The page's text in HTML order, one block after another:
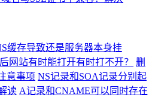
缓存导致还是服务器本身挂
网站有时能打开有时打不开？
删
意事项 NS记录和SOA记录分别起
读 A记录和CNAME可以同时存在